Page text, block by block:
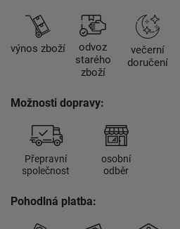
výnos zboží
odvoz
starého
zboží
večerní
doručení
Možnosti dopravy:
Přepravní
společnost
osobní
odběr
Pohodlná platba: